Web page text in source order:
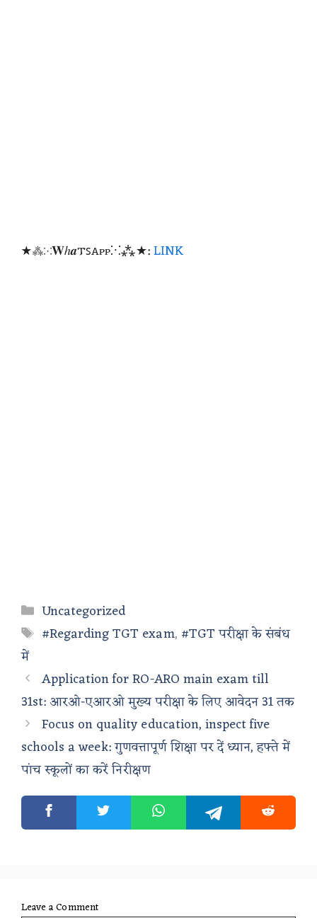
★⁂⁙𝐖ℎ𝒂𐍄ꜱꭺᴩᴩ⁙⁂★:LINK
Categories
Uncategorized
Tags
#Regarding TGT exam, #TGT परीक्षा के संबंध
में
Application for RO-ARO main exam till
31st: आरओ-एआरओ मुख्य परीक्षा के लिए आवेदन 31 तक
Focus on quality education, inspect five
schools a week: गुणवत्तापूर्ण शिक्षा पर दें ध्यान, हफ्ते में
पांच स्कूलों का करें निरीक्षण
Leave a Comment